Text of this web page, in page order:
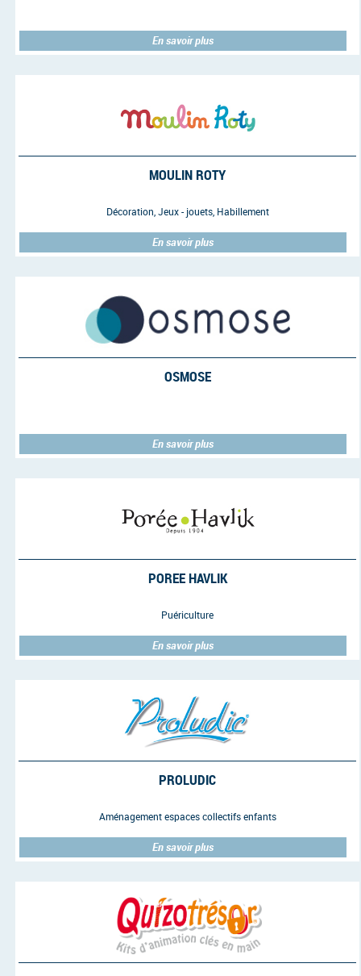
En savoir plus
MOULIN ROTY
Décoration, Jeux - jouets, Habillement
En savoir plus
OSMOSE
En savoir plus
POREE HAVLIK
Puériculture
En savoir plus
PROLUDIC
Aménagement espaces collectifs enfants
En savoir plus